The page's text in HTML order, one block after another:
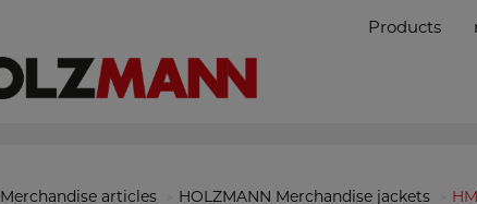
Products
Merchandise articles HOLZMANN Merchandise jackets